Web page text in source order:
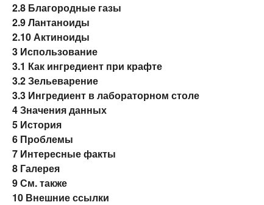
2.8 Благородные газы
2.9Лантаноиды
2.10Актиноиды
3 Использование
3.1 Как ингредиент при крафте
3.2Зельеварение
3.3 Ингредиент в лабораторном столе
4Значения данных
5 История
6 Проблемы
7 Интересные факты
8 Галерея
9См. также
10 Внешние ссылки